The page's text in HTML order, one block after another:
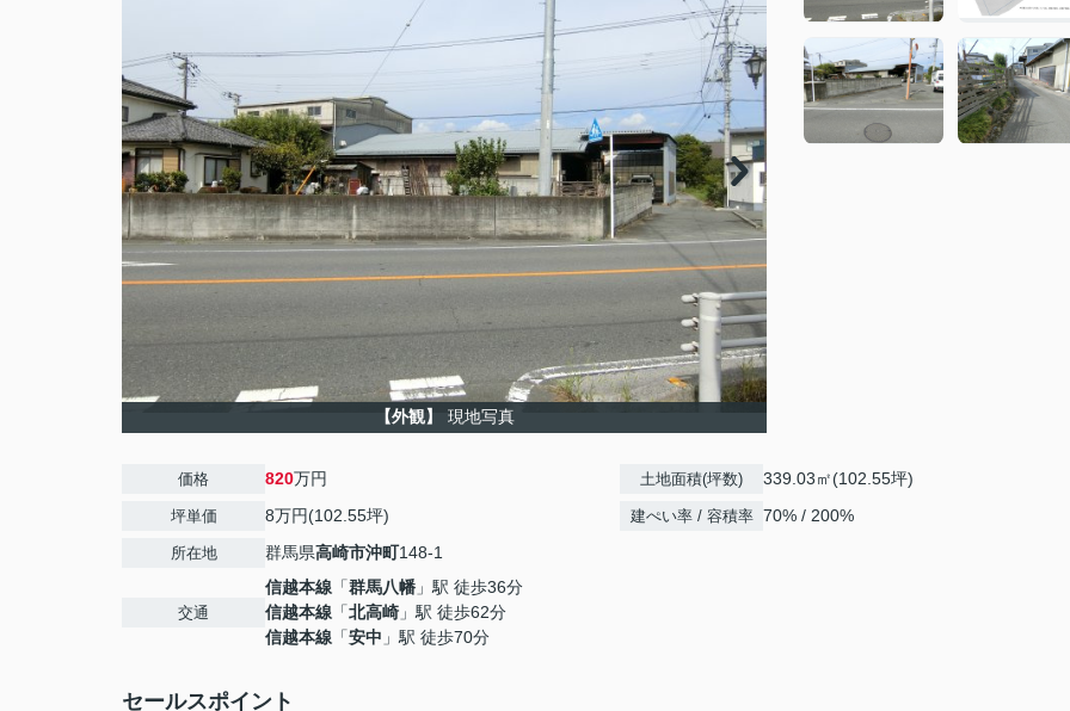
【外観】 現地写真
価格 820万円
坪単価 8万円(102.55坪)
所在地 群馬県高崎市沖町148-1
交通
信越本線 「群馬八幡 」駅 徒歩36分
信越本線 「北高崎 」駅 徒歩62分
信越本線 「安中 」駅 徒歩70分
土地面積(坪数) 339.03㎡(102.55坪)
建ぺい率 / 容積率 70% / 200%
セールスポイント